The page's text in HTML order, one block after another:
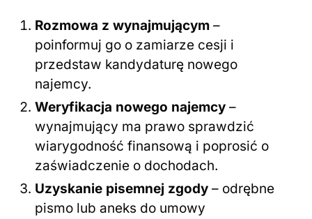
Rozmowa z wynajmującym –
poinformuj go o zamiarze cesji i
przedstaw kandydaturę nowego
najemcy.
Weryfikacja nowego najemcy –
wynajmujący ma prawo sprawdzić
wiarygodność finansową i poprosić o
zaświadczenie o dochodach.
Uzyskanie pisemnej zgody – odrębne
pismo lub aneks do umowy